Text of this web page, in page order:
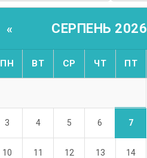
« СЕРПЕНЬ 2026
ПН ВТ СР ЧТ ПТ
3 4 5 6 7
10 11 12 13 14